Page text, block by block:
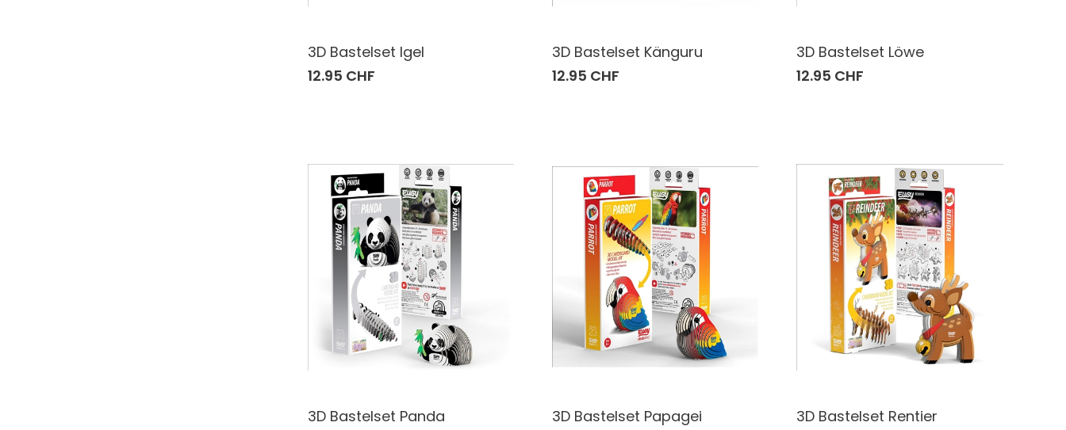
3D Bastelset Igel
12.95 CHF
3D Bastelset Känguru
12.95 CHF
3D Bastelset Löwe
12.95 CHF
3D Bastelset Panda 3D Bastelset Papagei 3D Bastelset Rentier